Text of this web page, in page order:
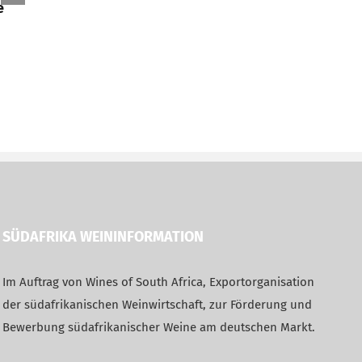
SÜDAFRIKA WEININFORMATION
Im Auftrag von Wines of South Africa, Exportorganisation
der südafrikanischen Weinwirtschaft, zur Förderung und
Bewerbung südafrikanischer Weine am deutschen Markt.